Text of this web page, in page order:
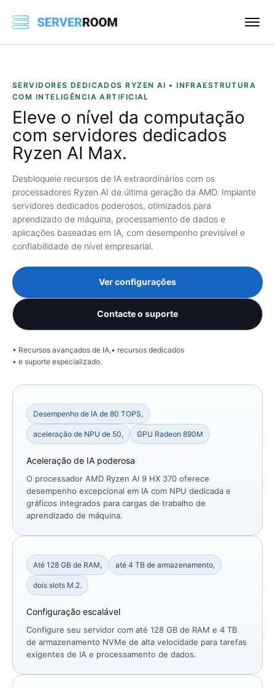
SERVIDORES DEDICADOS RYZEN AI • INFRAESTRUTURA
COM INTELIGÊNCIA ARTIFICIAL
Eleve o nível da computação
com servidores dedicados
Ryzen AI Max.
Desbloqueie recursos de IA extraordinários com os
processadores Ryzen AI de última geração da AMD. Implante
servidores dedicados poderosos, otimizados para
aprendizado de máquina, processamento de dados e
aplicações baseadas em IA, com desempenho previsível e
confiabilidade de nível empresarial.
Ver configurações
Contacte o suporte
Recursos avançados de IA,
recursos dedicados
e suporte especializado.
Desempenho de IA de 80 TOPS,
aceleração de NPU de 50, GPU Radeon 890M
Aceleração de IA poderosa
O processador AMD Ryzen AI 9 HX 370 oferece
desempenho excepcional em IA com NPU dedicada e
gráficos integrados para cargas de trabalho de
aprendizado de máquina.
Até 128 GB de RAM, até 4 TB de armazenamento,
dois slots M.2.
Configuração escalável
Configure seu servidor com até 128 GB de RAM e 4 TB
de armazenamento NVMe de alta velocidade para tarefas
exigentes de IA e processamento de dados.